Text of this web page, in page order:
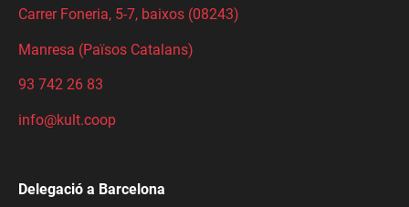
Carrer Foneria, 5-7, baixos (08243)
Manresa (Països Catalans)
93 742 26 83
info@kult.coop
Delegació a Barcelona